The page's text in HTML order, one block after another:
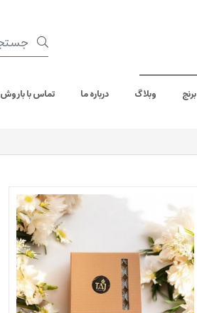
برنج وبلاگ درباره ما تماس با باروش